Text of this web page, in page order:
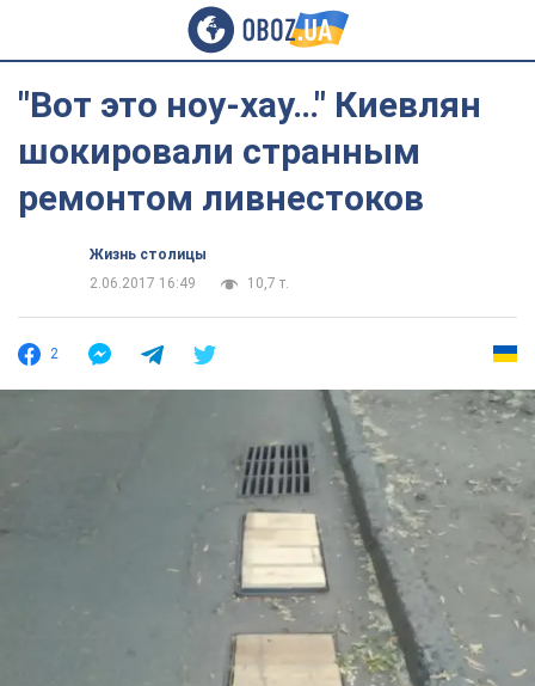
"Вот это ноу-хау…" Киевлян
шокировали странным
ремонтом ливнестоков
Жизнь столицы
2.06.2017 16:49
10,7 т.
2